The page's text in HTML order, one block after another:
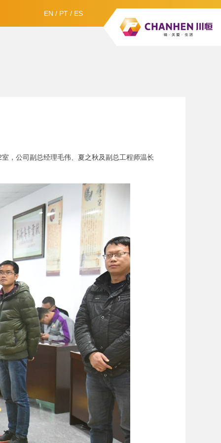
EN / PT / ES
，公司副总经理毛伟、夏之秋及副总工程师温长